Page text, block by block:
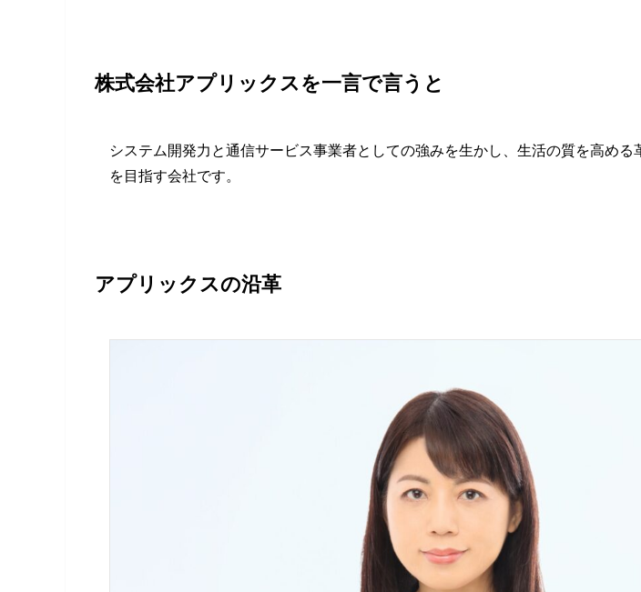
株式会社アプリックスを一言で言うと
システム開発力と通信サービス事業者としての強みを生かし、生活の質を高める
を目指す会社です。
アプリックスの沿革